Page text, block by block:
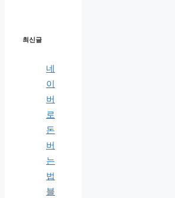
최신글
네
이
버
로
돈
버
는
법
블